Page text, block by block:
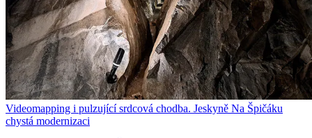
Videomapping i pulzující srdcová chodba. Jeskyně Na Špičáku
chystá modernizaci